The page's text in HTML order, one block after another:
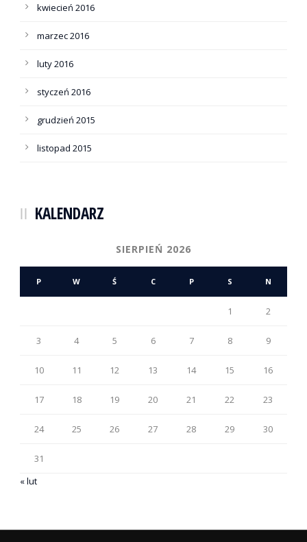
kwiecień 2016
marzec 2016
luty 2016
styczeń 2016
grudzień 2015
listopad 2015
KALENDARZ
SIERPIEŃ 2026
P W Ś C P S N
1 2
3 4 5 6 7 8 9
10 11 12 13 14 15 16
17 18 19 20 21 22 23
24 25 26 27 28 29 30
31
« lut